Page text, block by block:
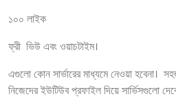
১০০ লাইক
ফ্রী ভিউ এবং ওয়াচটাইম।
এগুলো কোন সার্ভারের মাধ্যমে নেওয়া হবেনা।
নিজেদের ইউটিউব প্রফাইল দিয়ে সার্ভিসগুলো